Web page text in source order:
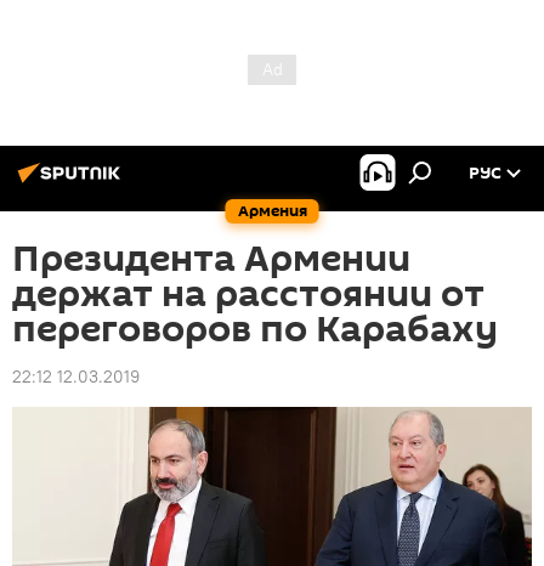
Армения
РУС
Президента Армении
держат на расстоянии от
переговоров по Карабаху
22:12 12.03.2019